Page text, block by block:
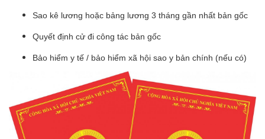
Sao kê lương hoặc bảng lương 3 tháng gần nhất bản gốc
Quyết định cử đi công tác bản gốc
Bảo hiểm y tế / bảo hiểm xã hội sao y bản chính (nếu có)